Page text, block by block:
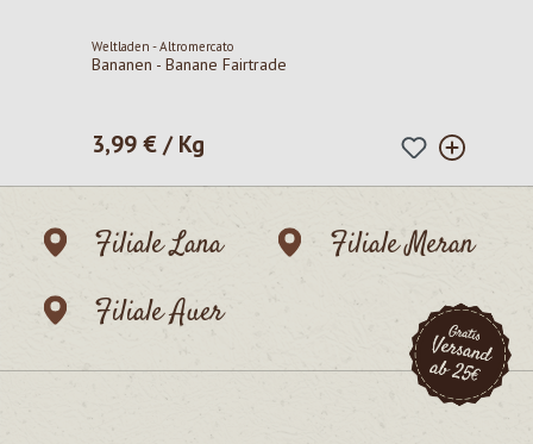
Weltladen - Altromercato
Bananen - Banane Fairtrade
Regulärer Preis:
3,99 € / Kg
Filiale Lana
Filiale Meran
Filiale Auer